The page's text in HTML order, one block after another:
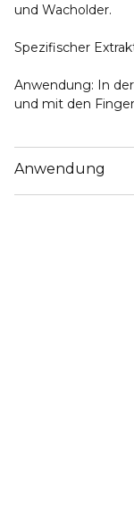
und Wacholder.
Spezifischer
Anwendung: In
und mit den
Anwendung